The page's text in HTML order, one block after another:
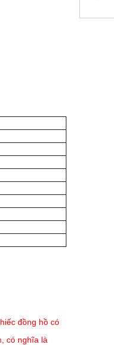
đồng hồ có
có nghĩa là